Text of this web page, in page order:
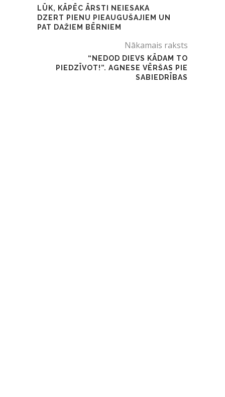
LŪK, KĀPĒC ĀRSTI NEIESAKA
DZERT PIENU PIEAUGUŠAJIEM UN
PAT DAŽIEM BĒRNIEM
Nākamais raksts
“NEDOD DIEVS KĀDAM TO
PIEDZĪVOT!”. AGNESE VĒRŠAS PIE
SABIEDRĪBAS